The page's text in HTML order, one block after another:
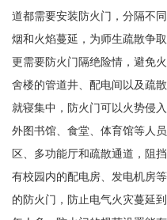
道都需要安装防火门，分隔不
烟和火焰蔓延，为师生疏散争
更需要防火门隔绝险情，避免
舍楼的管道井、配电间以及疏
就寝集中，防火门可以火势侵
外图书馆、食堂、体育馆等人
区、多功能厅和疏散通道，阻
有校园内的配电房、发电机房
的防火门，防止电气火灾蔓延